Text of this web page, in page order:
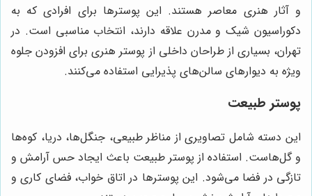
و آثار هنری معاصر هستند. این پوسترها برای افرادی که به
دکوراسیون شیک و مدرن علاقه دارند، انتخاب مناسبی است. در
تهران، بسیاری از طراحان داخلی از پوستر هنری برای افزودن جلوه
ویژه به دیوارهای سالن‌های پذیرایی استفاده می‌کنند.
پوستر طبیعت
این دسته شامل تصاویری از مناظر طبیعی، جنگل‌ها، دریا، کوه‌ها
و گل‌هاست. استفاده از پوستر طبیعت باعث ایجاد حس آرامش و
تازگی در فضا می‌شود. این پوسترها در اتاق خواب، فضای کاری و